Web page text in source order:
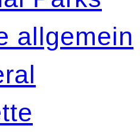
allgemein